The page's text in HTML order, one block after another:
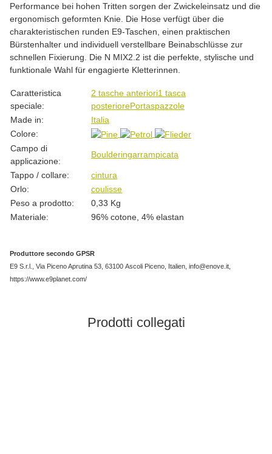
Performance bei hohen Tritten sorgen der Zwickeleinsatz und die
ergonomisch geformten Knie. Die Hose verfügt über die
charakteristischen runden E9-Taschen, einen praktischen
Bürstenhalter und individuell verstellbare Beinabschlüsse zur
schnellen Fixierung. Die N MIX2.2 ist die perfekte, stylische und
funktionale Wahl für engagierte Kletterinnen.
#productDetails.itemInformation#
#productDetails.itemValue#
Caratteristica
speciale:
2 tasche anteriori1 tasca
posteriorePortaspazzole
Made in:
Italia
Colore:
Campo di
applicazione:
Boulderingarrampicata
Tappo / collare:
cintura
Orlo:
coulisse
Peso a prodotto:
0,33 Kg
Materiale:
96% cotone, 4% elastan
Produttore secondo GPSR
E9 S.r.l., Via Piceno Aprutina 53, 63100 Ascoli Piceno, Italien, info@enove.it,
https://www.e9planet.com/
Prodotti collegati